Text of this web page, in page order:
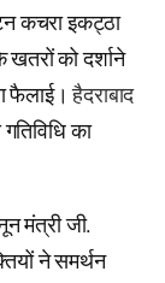
कचरा इकट्ठा
को दर्शाने
फैलाई।हैदराबाद
का
मंत्री जी.
ने समर्थन